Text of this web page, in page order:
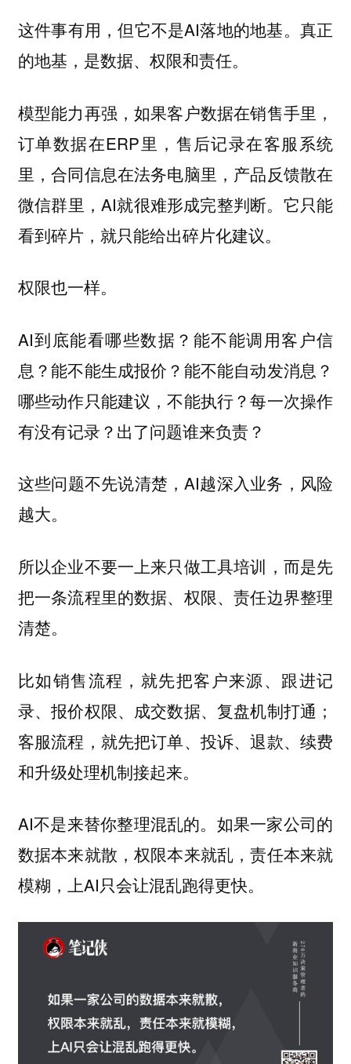
这件事有用，但它不是AI落地的地基。真正
的地基，是数据、权限和责任。
模型能力再强，如果客户数据在销售手里，
订单数据在ERP里，售后记录在客服系统
里，合同信息在法务电脑里，产品反馈散在
微信群里，AI就很难形成完整判断。它只能
看到碎片，就只能给出碎片化建议。
权限也一样。
AI到底能看哪些数据？能不能调用客户信
息？能不能生成报价？能不能自动发消息？
哪些动作只能建议，不能执行？每一次操作
有没有记录？出了问题谁来负责？
这些问题不先说清楚，AI越深入业务，风险
越大。
所以企业不要一上来只做工具培训，而是先
把一条流程里的数据、权限、责任边界整理
清楚。
比如销售流程，就先把客户来源、跟进记
录、报价权限、成交数据、复盘机制打通；
客服流程，就先把订单、投诉、退款、续费
和升级处理机制接起来。
AI不是来替你整理混乱的。如果一家公司的
数据本来就散，权限本来就乱，责任本来就
模糊，上AI只会让混乱跑得更快。